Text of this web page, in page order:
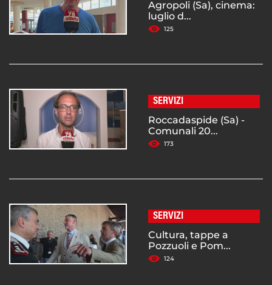
Agropoli (Sa), cinema:
luglio d...
125
SERVIZI
Roccadaspide (Sa) -
Comunali 20...
173
SERVIZI
Cultura, tappe a
Pozzuoli e Pom...
124